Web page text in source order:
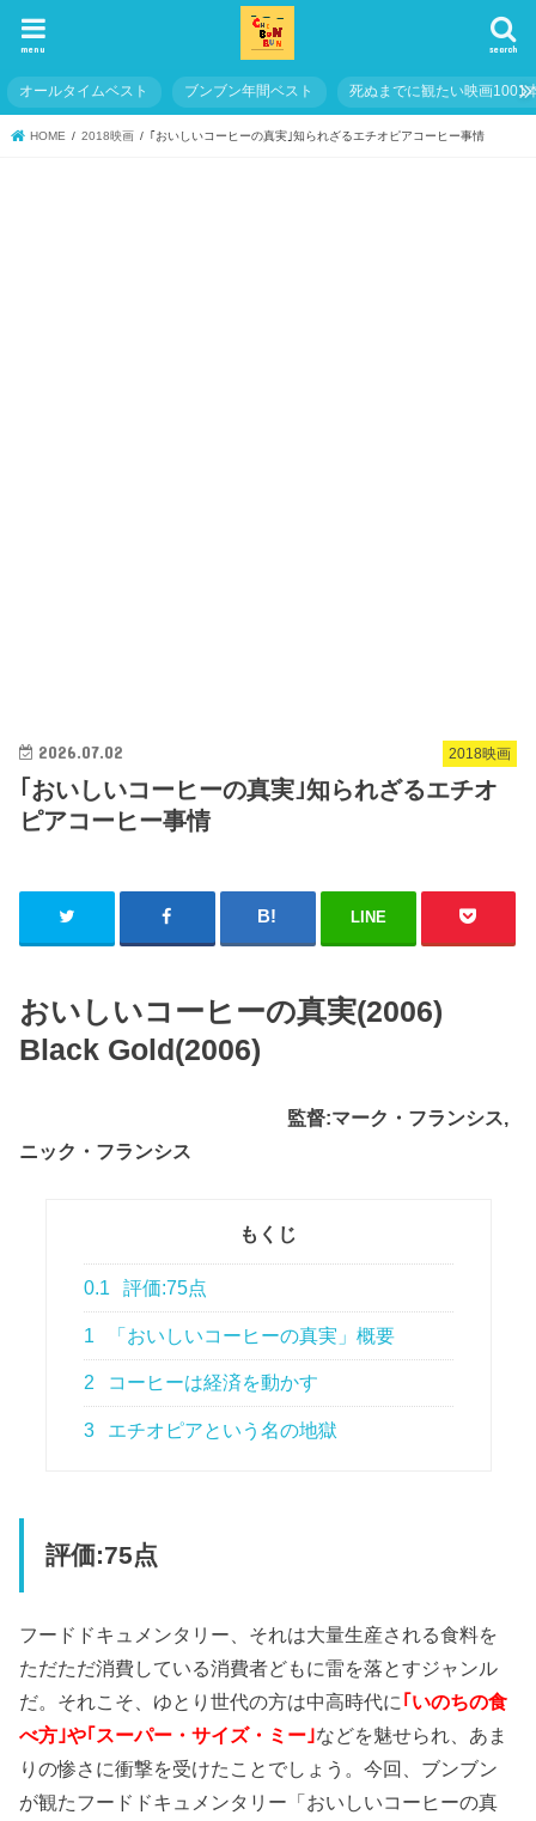
search
menu
オールタイムベスト ブンブン年間ベスト 死ぬまでに観たい映画1001
HOME 2018映画 ｢おいしいコーヒーの真実｣知られざるエチオピアコーヒー事情
2018映画
2026.07.02
｢おいしいコーヒーの真実｣知られざるエチオ
ピアコーヒー事情
LINE
おいしいコーヒーの真実(2006)
Black Gold(2006)
監督:マーク・フランシス,
ニック・フランシス
もくじ
0.1 評価:75点
1 「おいしいコーヒーの真実」概要
2 コーヒーは経済を動かす
3 エチオピアという名の地獄
評価:75点
フードドキュメンタリー、それは大量生産される食料を
ただただ消費している消費者どもに雷を落とすジャンル
だ。それこそ、ゆとり世代の方は中高時代に ｢いのちの食
べ方｣や｢スーパー・サイズ・ミー｣などを魅せられ、あま
りの惨さに衝撃を受けたことでしょう。今回、ブンブン
が観たフードドキュメンタリー「おいしいコーヒーの真